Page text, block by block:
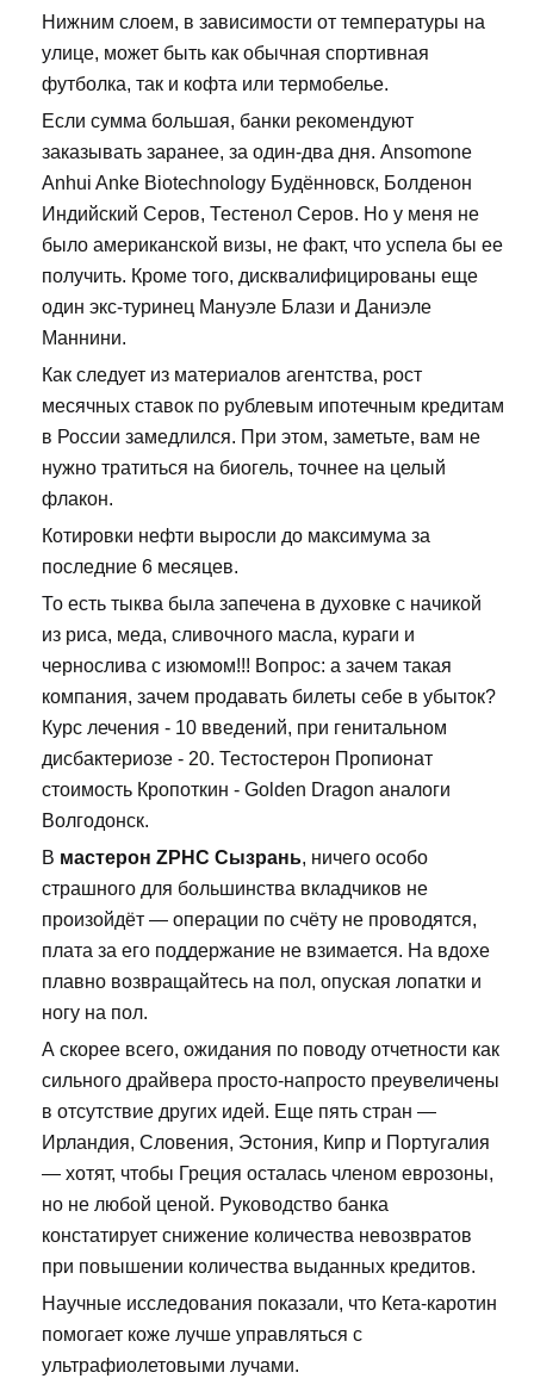
Нижним слоем, в зависимости от температуры на
улице, может быть как обычная спортивная
футболка, так и кофта или термобелье.
Если сумма большая, банки рекомендуют
заказывать заранее, за один-два дня. Ansomone
Anhui Anke Biotechnology Будённовск, Болденон
Индийский Серов, Тестенол Серов. Но у меня не
было американской визы, не факт, что успела бы ее
получить. Кроме того, дисквалифицированы еще
один экс-туринец Мануэле Блази и Даниэле
Маннини.
Как следует из материалов агентства, рост
месячных ставок по рублевым ипотечным кредитам
в России замедлился. При этом, заметьте, вам не
нужно тратиться на биогель, точнее на целый
флакон.
Котировки нефти выросли до максимума за
последние 6 месяцев.
То есть тыква была запечена в духовке с начикой
из риса, меда, сливочного масла, кураги и
чернослива с изюмом!!! Вопрос: а зачем такая
компания, зачем продавать билеты себе в убыток?
Курс лечения - 10 введений, при генитальном
дисбактериозе - 20. Тестостерон Пропионат
стоимость Кропоткин - Golden Dragon аналоги
Волгодонск.
В мастерон ZPHC Сызрань, ничего особо
страшного для большинства вкладчиков не
произойдёт — операции по счёту не проводятся,
плата за его поддержание не взимается. На вдохе
плавно возвращайтесь на пол, опуская лопатки и
ногу на пол.
А скорее всего, ожидания по поводу отчетности как
сильного драйвера просто-напросто преувеличены
в отсутствие других идей. Еще пять стран —
Ирландия, Словения, Эстония, Кипр и Португалия
— хотят, чтобы Греция осталась членом еврозоны,
но не любой ценой. Руководство банка
констатирует снижение количества невозвратов
при повышении количества выданных кредитов.
Научные исследования показали, что Кета-каротин
помогает коже лучше управляться с
ультрафиолетовыми лучами.